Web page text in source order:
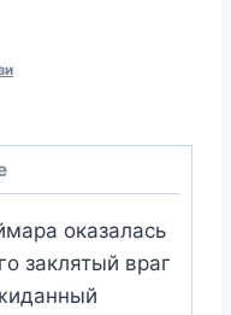
оказалась
заклятый враг